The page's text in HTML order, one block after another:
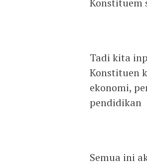
Konstituem
Tadi kita
Konstituen
ekonomi,
pendidikan
Semua ini